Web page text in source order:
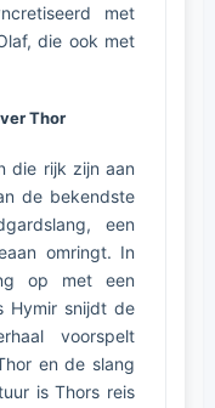
met
die ook met
Thor
die rijk zijn aan
de bekendste
een
omringt. In
op met een
Hymir snijdt de
voorspelt
en de slang
is Thors reis